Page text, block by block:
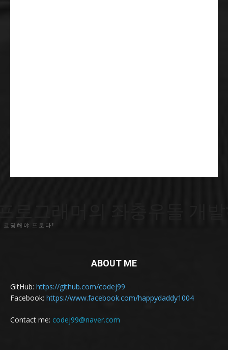
코딩해야 프로다!
ABOUT ME
GitHub: https://github.com/codej99
Facebook: https://www.facebook.com/happydaddy1004
Contact me: codej99@naver.com